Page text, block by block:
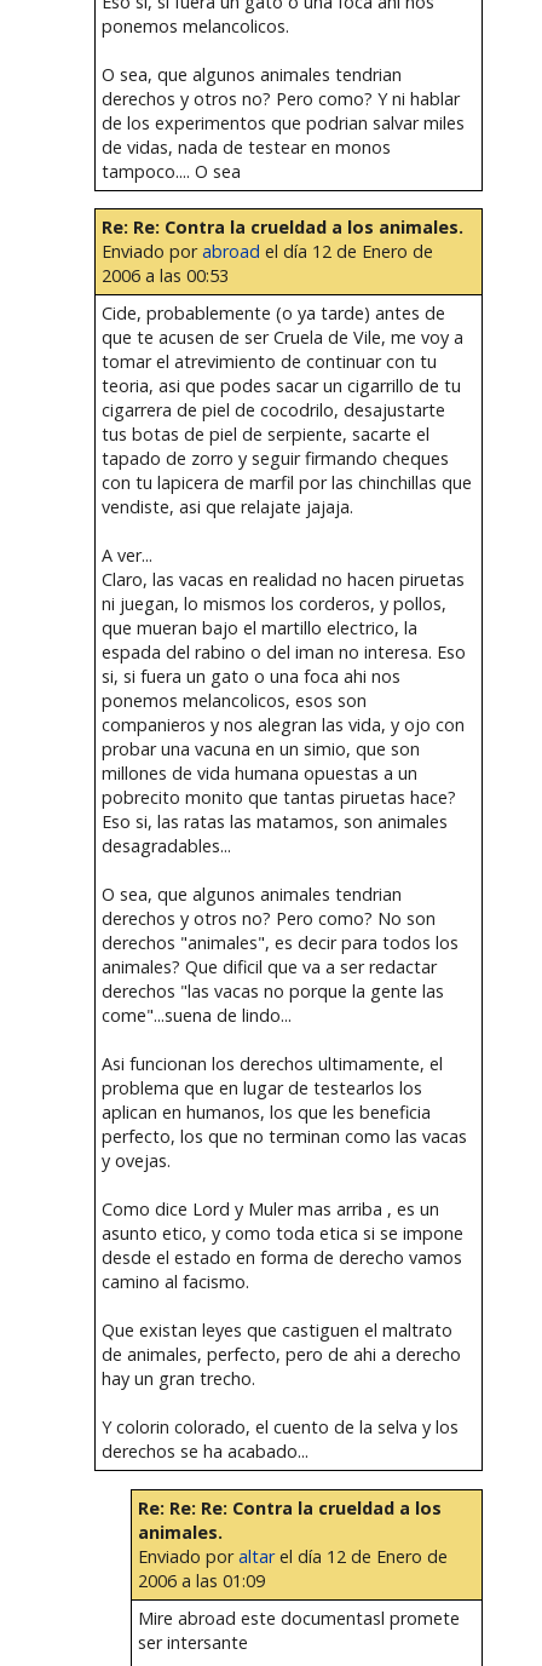
ponemos melancolicos.
O sea, que algunos animales tendrian
derechos y otros no? Pero como? Y ni hablar
de los experimentos que podrian salvar miles
de vidas, nada de testear en monos
tampoco.... O sea
Re: Re: Contra la crueldad a los animales.
Enviado porabroad el día 12 de Enero de
2006 a las 00:53
Cide, probablemente (o ya tarde) antes de
que te acusen de ser Cruela de Vile, me voy a
tomar el atrevimiento de continuar con tu
teoria, asi que podes sacar un cigarrillo de tu
cigarrera de piel de cocodrilo, desajustarte
tus botas de piel de serpiente, sacarte el
tapado de zorro y seguir firmando cheques
con tu lapicera de marfil por las chinchillas que
vendiste, asi que relajate jajaja.
A ver...
Claro, las vacas en realidad no hacen piruetas
ni juegan, lo mismos los corderos, y pollos,
que mueran bajo el martillo electrico, la
espada del rabino o del iman no interesa. Eso
si, si fuera un gato o una foca ahi nos
ponemos melancolicos, esos son
companieros y nos alegran las vida, y ojo con
probar una vacuna en un simio, que son
millones de vida humana opuestas a un
pobrecito monito que tantas piruetas hace?
Eso si, las ratas las matamos, son animales
desagradables...
O sea, que algunos animales tendrian
derechos y otros no? Pero como? No son
derechos "animales", es decir para todos los
animales? Que dificil que va a ser redactar
derechos "las vacas no porque la gente las
come"...suena de lindo...
Asi funcionan los derechos ultimamente, el
problema que en lugar de testearlos los
aplican en humanos, los que les beneficia
perfecto, los que no terminan como las vacas
y ovejas.
Como dice Lord y Muler mas arriba , es un
asunto etico, y como toda etica si se impone
desde el estado en forma de derecho vamos
camino al facismo.
Que existan leyes que castiguen el maltrato
de animales, perfecto, pero de ahi a derecho
hay un gran trecho.
Y colorin colorado, el cuento de la selva y los
derechos se ha acabado...
Re: Re: Re: Contra la crueldad a los
animales.
Enviado poraltarel día 12 de Enero de
2006 a las 01:09
Mire abroad este documentasl promete
ser intersante